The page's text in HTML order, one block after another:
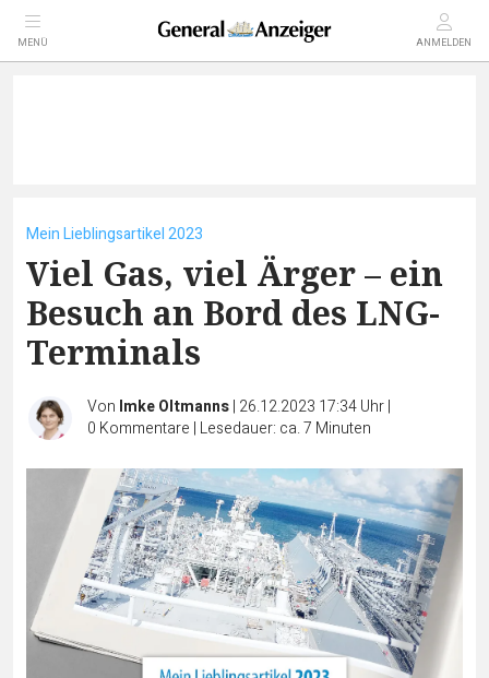
MENÜ ANMELDEN
Mein Lieblingsartikel 2023
Viel Gas, viel Ärger – ein
Besuch an Bord des LNG-
Terminals
Von Imke Oltmanns| 26.12.2023 17:34 Uhr|
0 Kommentare | Lesedauer: ca. 7 Minuten